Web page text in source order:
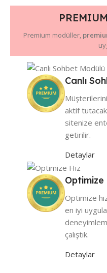
Premium modüller,
Canlı
aktif tutacak
sitenize
getirilir.
Detaylar
Optimize
Optimize
en iyi
çalıştık.
Detaylar